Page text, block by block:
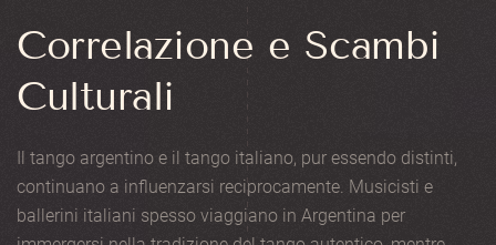
Correlazione e Scambi
Culturali
Il tango argentino e il tango italiano, pur essendo distinti,
continuano a influenzarsi reciprocamente. Musicisti e
ballerini italiani spesso viaggiano in Argentina per